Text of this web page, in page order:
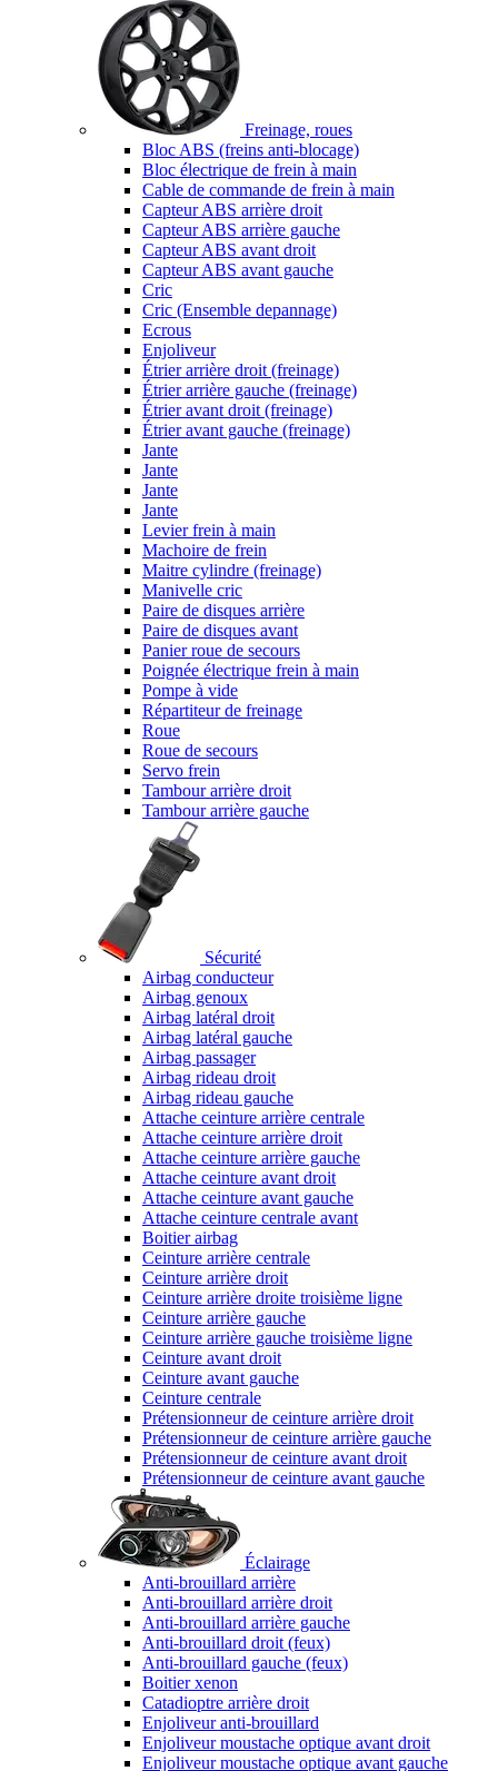
Freinage, roues
Bloc ABS (freins anti-blocage)
Bloc électrique de frein à main
Cable de commande de frein à main
Capteur ABS arrière droit
Capteur ABS arrière gauche
Capteur ABS avant droit
Capteur ABS avant gauche
Cric
Cric (Ensemble depannage)
Ecrous
Enjoliveur
Étrier arrière droit (freinage)
Étrier arrière gauche (freinage)
Étrier avant droit (freinage)
Étrier avant gauche (freinage)
Jante
Jante
Jante
Jante
Levier frein à main
Machoire de frein
Maitre cylindre (freinage)
Manivelle cric
Paire de disques arrière
Paire de disques avant
Panier roue de secours
Poignée électrique frein à main
Pompe à vide
Répartiteur de freinage
Roue
Roue de secours
Servo frein
Tambour arrière droit
Tambour arrière gauche
Sécurité
Airbag conducteur
Airbag genoux
Airbag latéral droit
Airbag latéral gauche
Airbag passager
Airbag rideau droit
Airbag rideau gauche
Attache ceinture arrière centrale
Attache ceinture arrière droit
Attache ceinture arrière gauche
Attache ceinture avant droit
Attache ceinture avant gauche
Attache ceinture centrale avant
Boitier airbag
Ceinture arrière centrale
Ceinture arrière droit
Ceinture arrière droite troisième ligne
Ceinture arrière gauche
Ceinture arrière gauche troisième ligne
Ceinture avant droit
Ceinture avant gauche
Ceinture centrale
Prétensionneur de ceinture arrière droit
Prétensionneur de ceinture arrière gauche
Prétensionneur de ceinture avant droit
Prétensionneur de ceinture avant gauche
Éclairage
Anti-brouillard arrière
Anti-brouillard arrière droit
Anti-brouillard arrière gauche
Anti-brouillard droit (feux)
Anti-brouillard gauche (feux)
Boitier xenon
Catadioptre arrière droit
Enjoliveur anti-brouillard
Enjoliveur moustache optique avant droit
Enjoliveur moustache optique avant gauche